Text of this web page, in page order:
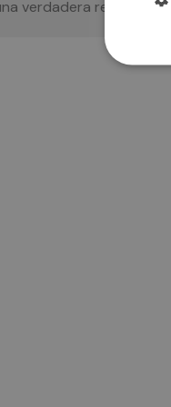
verdadera revolución